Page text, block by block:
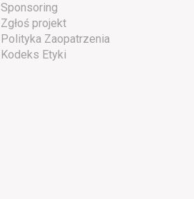
Sponsoring
Zgłoś projekt
Polityka Zaopatrzenia
Kodeks Etyki